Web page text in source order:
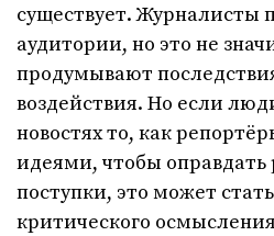
существует. Журналисты
аудитории, но это не
продумывают
воздействия. Но если
новостях то, как
идеями, чтобы оправдать
поступки, это может
критического